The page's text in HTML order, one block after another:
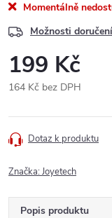
Momentálně
Možnosti doručení
199 Kč
164 Kč bez DPH
cena:
Dotaz k produktu
Značka:Joyetech
Popis produktu